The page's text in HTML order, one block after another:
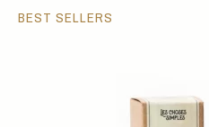
BEST SELLERS